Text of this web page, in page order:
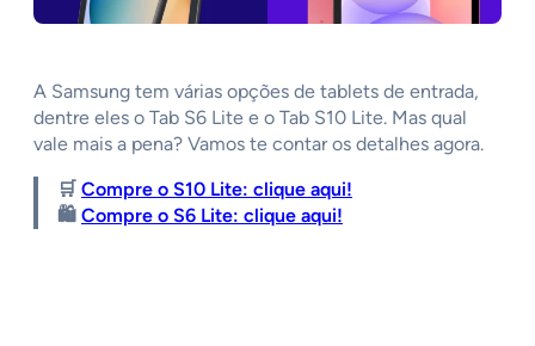
A Samsung tem várias opções de tablets de entrada,
dentre eles o Tab S6 Lite e o Tab S10 Lite. Mas qual
vale mais a pena? Vamos te contar os detalhes agora.
🛒 Compre o S10 Lite: clique aqui!
🛍️ Compre o S6 Lite: clique aqui!